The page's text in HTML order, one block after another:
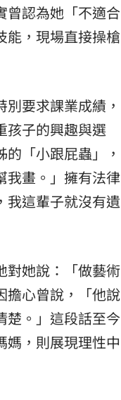
曾認為她「不適合
能，現場直接操槍
要求課業成績，
孩子的興趣與選
「小跟屁蟲」，
我畫。」擁有法律
我這輩子就沒有遺
對她說：「做藝術
擔心曾說，「他說
楚。」這段話至今
媽，則展現理性中